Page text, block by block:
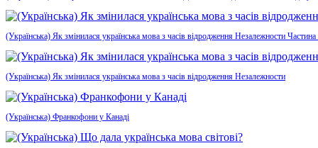
(Українська) Як змінилася українська мова з часів відродження Незалежности Частина
(Українська) Як змінилася українська мова з часів відродження Незалежности
(Українська) Франкофони у Канаді